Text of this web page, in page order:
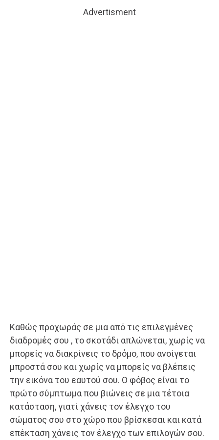
Advertisment
Καθώς προχωράς σε μια από τις επιλεγμένες
διαδρομές σου , το σκοτάδι απλώνεται, χωρίς να
μπορείς να διακρίνεις το δρόμο, που ανοίγεται
μπροστά σου και χωρίς να μπορείς να βλέπεις
την εικόνα του εαυτού σου. Ο φόβος είναι το
πρώτο σύμπτωμα που βιώνεις σε μια τέτοια
κατάσταση, γιατί χάνεις τον έλεγχο του
σώματος σου στο χώρο που βρίσκεσαι και κατά
επέκταση χάνεις τον έλεγχο των επιλογών σου.